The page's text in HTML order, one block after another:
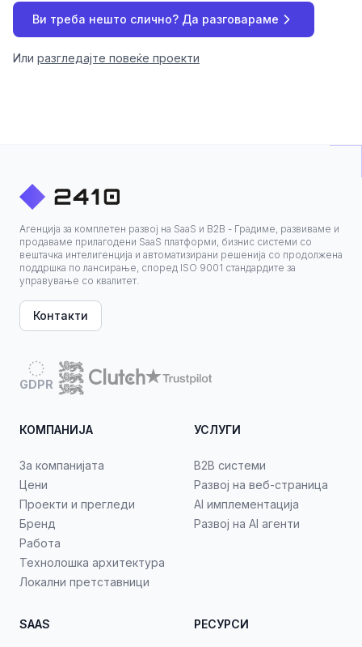
Ви треба нешто слично? Да разговараме
Или разгледајте повеќе проекти
Агенција за комплетен развој на SaaS и B2B - Градиме, развиваме и
продаваме прилагодени SaaS платформи, бизнис системи со
вештачка интелигенција и автоматизирани решенија со продолжена
поддршка по лансирање, според ISO 9001 стандардите за
управување со квалитет.
Контакти
GDPR
КОМПАНИЈА
За компанијата
Цени
Проекти и прегледи
Бренд
Работа
Технолошка архитектура
Локални претставници
УСЛУГИ
B2B системи
Развој на веб-страница
AI имплементација
Развој на AI агенти
SAAS РЕСУРСИ